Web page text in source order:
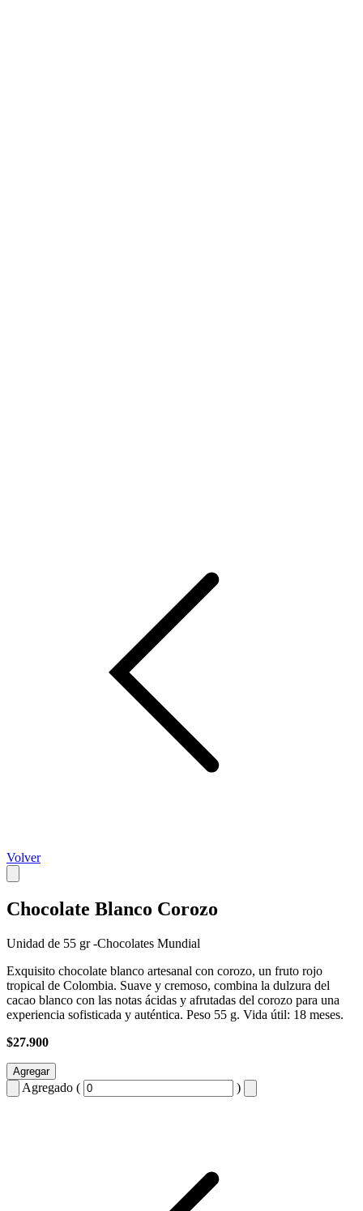
Volver
Chocolate Blanco Corozo
Unidad de 55 gr -Chocolates Mundial
Exquisito chocolate blanco artesanal con corozo, un fruto rojo
tropical de Colombia. Suave y cremoso, combina la dulzura del
cacao blanco con las notas ácidas y afrutadas del corozo para una
experiencia sofisticada y auténtica. Peso 55 g. Vida útil: 18 meses.
$27.900
Agregar
Agregado ( )